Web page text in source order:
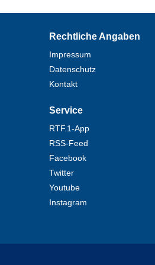
Rechtliche Angaben
Impressum
Datenschutz
Kontakt
Service
RTF.1-App
RSS-Feed
Facebook
Twitter
Youtube
Instagram